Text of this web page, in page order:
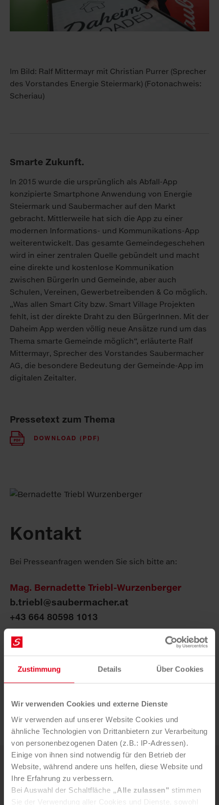
Zustimmung Details Über Cookies
Wir verwenden Cookies und externe Dienste
Wir verwenden auf unserer Website Cookies und
ähnliche Technologien von Drittanbietern zur Verarbeitung
von personenbezogenen Daten (z.B.: IP-Adressen).
Einige von ihnen sind notwendig für den Betrieb der
Website, während andere uns helfen, diese Website und
Ihre Erfahrung zu verbessern.
Bei Auswahl der Schaltfläche „Alle zulassen" stimmen
Sie der Verwendung aller Cookies und Dienste, sowohl
Im Bild: Ralf Mittermayr mit Christian Purrer (Sprecher
des Vorstandes Energie Steiermark) (Fotonachweis:
Scheriau)
Smarte Zukunft.
In 2015 wurde die ursprünglich als Abfall-App
konzipierte Smartphone Anwendung von Energie
Steiermark und Saubermacher auf den Markt
gebracht. Mittlerweile hat sich die App zu einer
modernen Informations- und Kommunikations-App
weiterentwickelt. Das gesamte Gemeindegeschehen
wird in einer zentralen Quelle gebündelt und macht
eine direkte und kostenlose Kommunikation
zwischen BürgerIn und Gemeinde, aber auch
Schulen, Vereinen, Gewerbetreibenden & Co möglich.
„Was allen Smart City bzw. Smart Village Projekten
fehlt, ist der direkte Draht zu den BürgerInnen. Mit der
Daheim App werden völlig neue Ansätze rund um das
Thema smarte Gemeinde möglich“, erläuterte Ralf
Mittermayr, Sprecher des Vorstandes Saubermacher
AG, die besondere Bedeutung der Gemeinde-App im
digitalen Zeitalter.
Pressetext zum Thema
DOWNLOAD (PDF)
Kontakt
Bei Presseanfragen wenden Sie sich bitte an:
Mag. Bernadette Triebl-Wurzenberger
b.triebl@saubermacher.at
+43 664 80598 1013
Auf unserem Flickr-Account finden Sie alle Fotos in
MEHR AUF FLICKR
Weitere News
5. AUGUST 2026